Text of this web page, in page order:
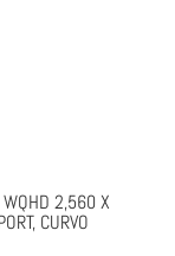
WQHD 2,560 X
CURVO